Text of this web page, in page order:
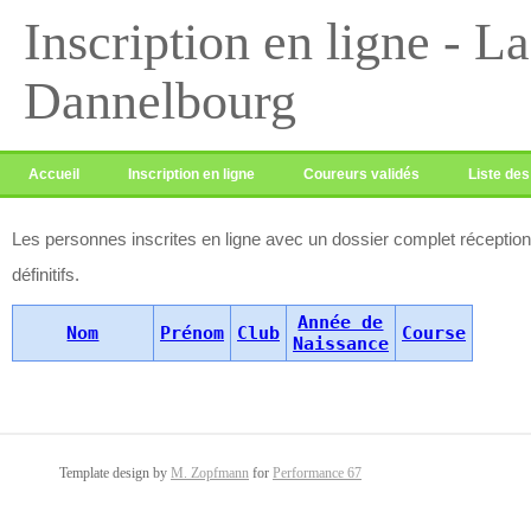
Inscription en ligne -
Dannelbourg
Accueil Inscription en ligne Coureurs validés Liste
Les personnes inscrites en ligne avec un dossier complet
définitifs.
Nom Prénom Club
Année de
Naissance
Course
Template design by M. Zopfmann for Performance 67